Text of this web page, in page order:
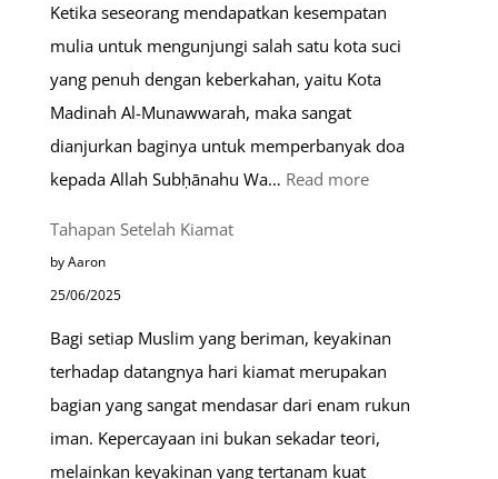
di
Eropa
Ketika seseorang mendapatkan kesempatan
mulia untuk mengunjungi salah satu kota suci
yang penuh dengan keberkahan, yaitu Kota
Madinah Al-Munawwarah, maka sangat
dianjurkan baginya untuk memperbanyak doa
kepada Allah Subḥānahu Wa… Read more:
Tahapan Setelah Kiamat
by Aaron
25/06/2025
Bagi setiap Muslim yang beriman, keyakinan
terhadap datangnya hari kiamat merupakan
bagian yang sangat mendasar dari enam rukun
iman. Kepercayaan ini bukan sekadar teori,
melainkan keyakinan yang tertanam kuat